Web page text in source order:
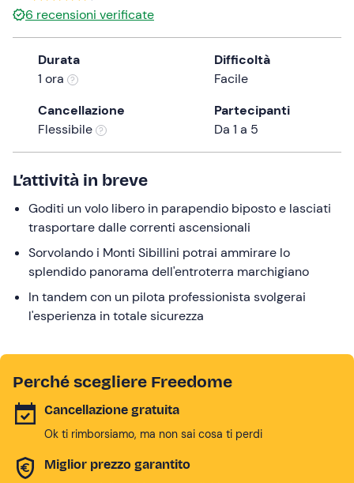
the
question
mark
keyboard
shortcuts
for
changing
dates.
6 recensioni verificate
Durata
1 ora
Difficoltà
Facile
Cancellazione
Flessibile
Partecipanti
Da 1 a 5
L’attività in breve
Goditi un volo libero in parapendio biposto e lasciati
trasportare dalle correnti ascensionali
Sorvolando i Monti Sibillini potrai ammirare lo
splendido panorama dell'entroterra marchigiano
In tandem con un pilota professionista svolgerai
l'esperienza in totale sicurezza
Perché scegliere Freedome
Cancellazione gratuita
Ok ti rimborsiamo, ma non sai cosa ti perdi
Miglior prezzo garantito